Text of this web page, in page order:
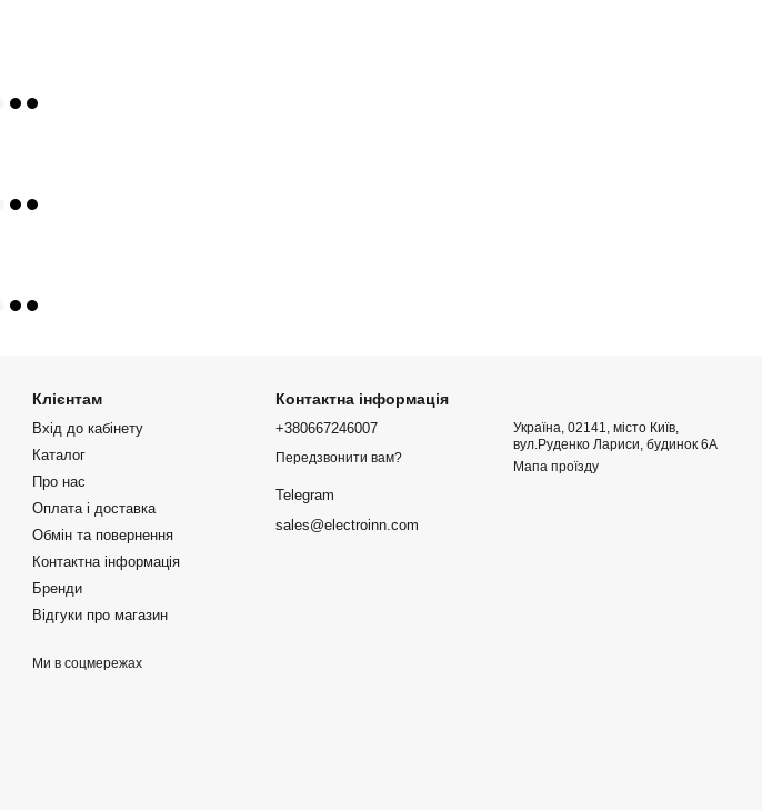
Клієнтам
Вхід до кабінету
Каталог
Про нас
Оплата і доставка
Обмін та повернення
Контактна інформація
Бренди
Відгуки про магазин
Ми в соцмережах
Контактна інформація
+380667246007
Передзвонити вам?
Telegram
sales@electroinn.com
Україна, 02141, місто Київ,
вул.Руденко Лариси, будинок 6А
Мапа проїзду